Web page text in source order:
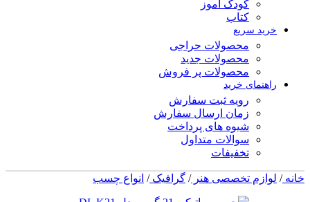
کودک آموز
کتاب
خرید سریع
محصولات حراجی
محصولات جدید
محصولات پر فروش
راهنمای خرید
رویه ثبت سفارش
زمان ارسال سفارش
شیوه های پرداخت
سوالات متداول
تخفیفات
خانه/ لوازم تخصصی هنر/ گرافیک/ انواع چسب